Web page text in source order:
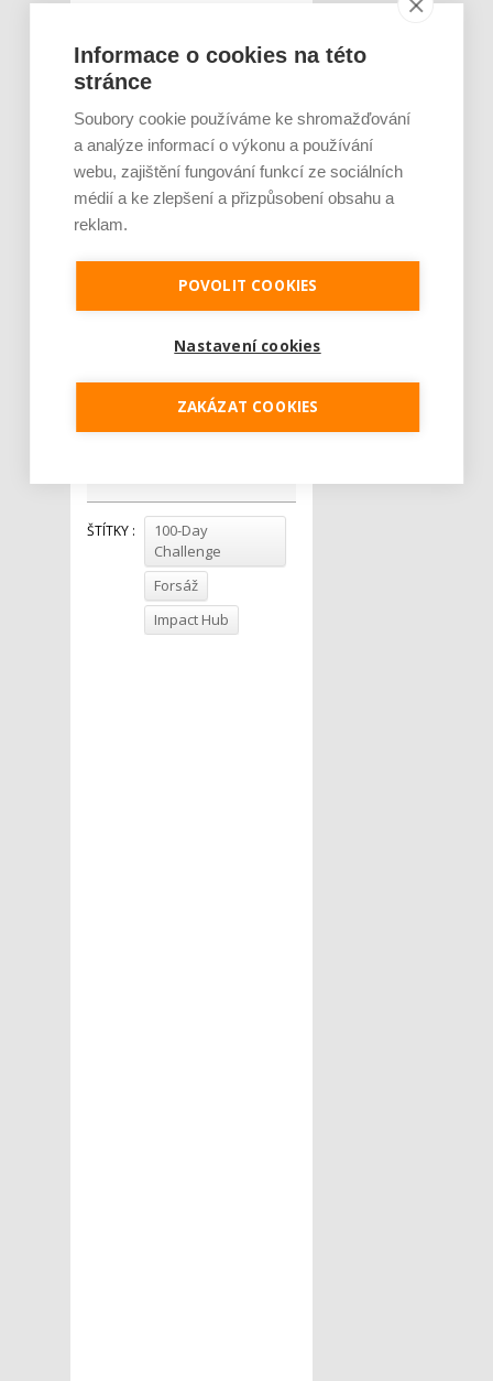
hlavně aspirací na to, aby
týmy, které si
akcelerátorem projdou,
stavěly svůj byznys na
pevných a ověřených
základech a vytvářely
moderní podnikatelské
prostředí. Vítěz výzvy
získává tříměsíční členství v
síti Impact Hub a další
možnosti rozvoje projektu
pod vedením Petra Vítka,
ŠTÍTKY :
100-Day
Challenge
Forsáž
Impact Hub
Informace o cookies na této
stránce
Soubory cookie používáme ke shromažďování
a analýze informací o výkonu a používání
webu, zajištění fungování funkcí ze sociálních
médií a ke zlepšení a přizpůsobení obsahu a
reklam.
POVOLIT COOKIES
Nastavení cookies
ZAKÁZAT COOKIES